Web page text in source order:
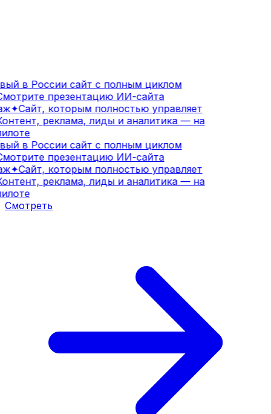
в России сайт с полным циклом
презентацию ИИ-сайта
✦Сайт, которым полностью управляет
реклама, лиды и аналитика — на
в России сайт с полным циклом
презентацию ИИ-сайта
✦Сайт, которым полностью управляет
реклама, лиды и аналитика — на
Смотреть